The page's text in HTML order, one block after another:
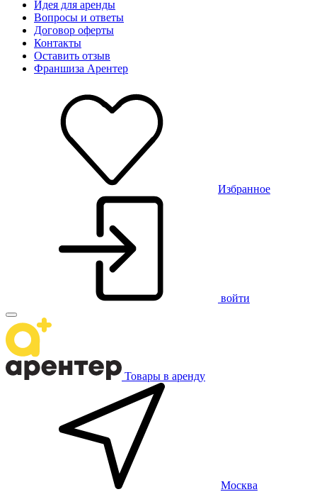
Идея для аренды
Вопросы и ответы
Договор оферты
Контакты
Оставить отзыв
Франшиза Арентер
Избранное
войти
Товары в аренду
Москва